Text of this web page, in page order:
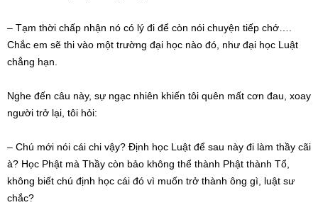
– Tạm thời chấp nhận nó có lý đi để còn nói chuyện tiếp chớ….
Chắc em sẽ thi vào một trường đại học nào đó, như đại học Luật
chẳng hạn.
Nghe đến câu này, sự ngạc nhiên khiến tôi quên mất cơn đau, xoay
người trở lại, tôi hỏi:
– Chú mới nói cái chi vậy? Định học Luật để sau này đi làm thầy cãi
à? Học Phật mà Thầy còn bảo không thể thành Phật thành Tổ,
không biết chú định học cái đó vì muốn trở thành ông gì, luật sư
chắc?